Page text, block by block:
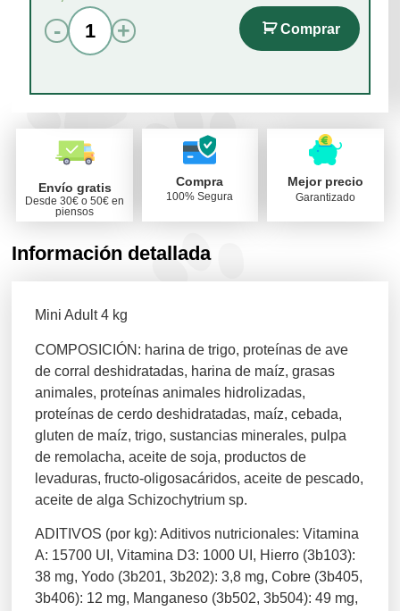
- + Comprar
Envío gratis
Desde 30€ o 50€ en
piensos
Compra
100% Segura
Mejor precio
Garantizado
Información detallada
Mini Adult 4 kg
COMPOSICIÓN: harina de trigo, proteínas de ave
de corral deshidratadas, harina de maíz, grasas
animales, proteínas animales hidrolizadas,
proteínas de cerdo deshidratadas, maíz, cebada,
gluten de maíz, trigo, sustancias minerales, pulpa
de remolacha, aceite de soja, productos de
levaduras, fructo-oligosacáridos, aceite de pescado,
aceite de alga Schizochytrium sp.
ADITIVOS (por kg): Aditivos nutricionales: Vitamina
A: 15700 UI, Vitamina D3: 1000 UI, Hierro (3b103):
38 mg, Yodo (3b201, 3b202): 3,8 mg, Cobre (3b405,
3b406): 12 mg, Manganeso (3b502, 3b504): 49 mg,